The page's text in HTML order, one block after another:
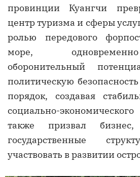
провинции Куангчи
центр туризма и сферы
ролью передового
море,
оборонительный
политическую
порядок, создавая
социально-
также призвал
государственные
участвовать в развитии